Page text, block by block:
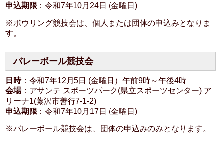
申込期限 ：令和7年10月24日 (金曜日)
※ボウリング競技会は、個人または団体の申込みとなりま
す。
バレーボール競技会
日時：令和7年12月5日 (金曜日）午前9時～午後4時
会場：アサンテ スポーツパーク(県立スポーツセンター) ア
リーナ1(藤沢市善行7-1-2)
申込期限 ：令和7年10月17日 (金曜日)
※バレーボール競技会は、団体の申込みのみとなります。